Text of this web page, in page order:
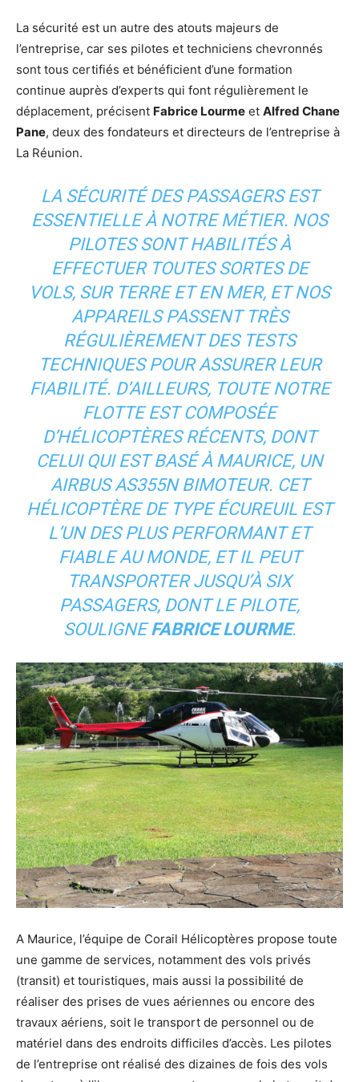
La sécurité est un autre des atouts majeurs de
l’entreprise, car ses pilotes et techniciens chevronnés
sont tous certifiés et bénéficient d’une formation
continue auprès d’experts qui font régulièrement le
déplacement, précisent Fabrice Lourme et Alfred Chane
Pane, deux des fondateurs et directeurs de l’entreprise à
La Réunion.
LA SÉCURITÉ DES PASSAGERS EST
ESSENTIELLE À NOTRE MÉTIER. NOS
PILOTES SONT HABILITÉS À
EFFECTUER TOUTES SORTES DE
VOLS, SUR TERRE ET EN MER, ET NOS
APPAREILS PASSENT TRÈS
RÉGULIÈREMENT DES TESTS
TECHNIQUES POUR ASSURER LEUR
FIABILITÉ. D’AILLEURS, TOUTE NOTRE
FLOTTE EST COMPOSÉE
D’HÉLICOPTÈRES RÉCENTS, DONT
CELUI QUI EST BASÉ À MAURICE, UN
AIRBUS AS355N BIMOTEUR. CET
HÉLICOPTÈRE DE TYPE ÉCUREUIL EST
L’UN DES PLUS PERFORMANT ET
FIABLE AU MONDE, ET IL PEUT
TRANSPORTER JUSQU’À SIX
PASSAGERS, DONT LE PILOTE,
SOULIGNEFABRICE LOURME.
A Maurice, l’équipe de Corail Hélicoptères propose toute
une gamme de services, notamment des vols privés
(transit) et touristiques, mais aussi la possibilité de
réaliser des prises de vues aériennes ou encore des
travaux aériens, soit le transport de personnel ou de
matériel dans des endroits difficiles d’accès. Les pilotes
de l’entreprise ont réalisé des dizaines de fois des vols